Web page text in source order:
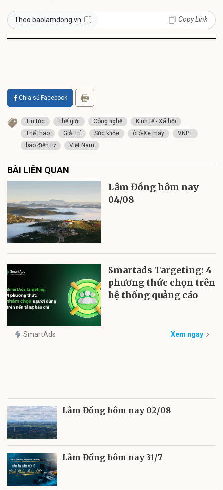
Theo baolamdong.vn Copy Link
Chia sẻ Facebook
Tin tức Thế giới Công nghệ
Kinh tế - Xã hội
Thể thao
Giải trí Sức khỏe ôtô-Xe máy
VNPT
báo điện tử
Việt Nam
BÀI LIÊN QUAN
Lâm Đồng hôm nay
04/08
Smartads Targeting: 4
phương thức chọn trên
hệ thống quảng cáo
SmartAds Xem ngay
Lâm Đồng hôm nay 02/08
Lâm Đồng hôm nay 31/7